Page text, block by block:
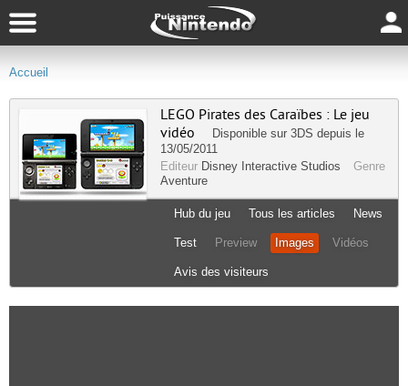
Accueil
LEGO Pirates des Caraïbes : Le jeu
vidéo
Disponible sur 3DS depuis le
13/05/2011
Editeur Disney Interactive Studios
Genre
Aventure
Hub du jeu Tous les articles News
Test Preview Images Vidéos
Avis des visiteurs